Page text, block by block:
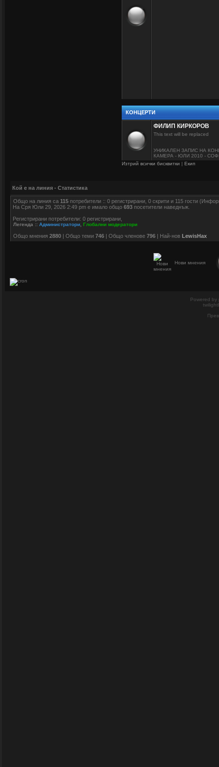
КОНЦЕРТИ
ФИЛИП КИРКОРОВ
This text will be replaced
УНИКАЛЕН ЗАПИС НА
КАМЕРА - ЮЛИ 2010 -
Изтрий всички бисквитки | Екип
Кой е на линия - Статистика
Общо на линия са 115 потребители :: 0 регистрирани, 0 скрити и 115 гости
На Сря Юли 29, 2026 2:49 pm е имало общо 693 посетители наведнъж.
Регистрирани потребители: 0 регистрирани,
Легенда :: Администратори Глобални модератори
Общо мнения 2880 | Общо теми 746 | Общо членове 796 | Най-нов LewisHax
Нови мнения
Powered by